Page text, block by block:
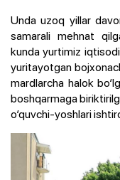
Unda uzoq yillar
samarali mehnat
kunda yurtimiz
yuritayotgan
mardlarcha halok
boshqarmaga
o‘quvchi-yoshlari